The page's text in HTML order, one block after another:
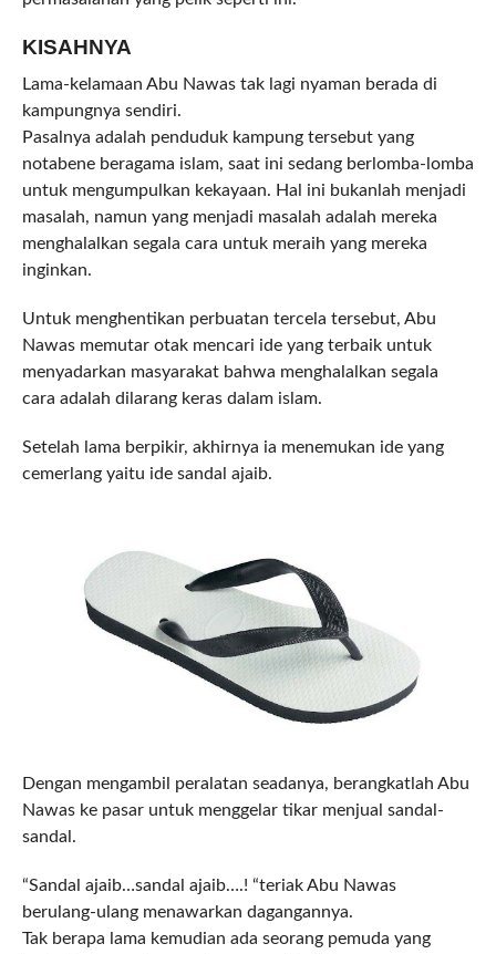
KISAHNYA
Lama-kelamaan Abu Nawas tak lagi nyaman berada di
kampungnya sendiri.
Pasalnya adalah penduduk kampung tersebut yang
notabene beragama islam, saat ini sedang berlomba-lomba
untuk mengumpulkan kekayaan. Hal ini bukanlah menjadi
masalah, namun yang menjadi masalah adalah mereka
menghalalkan segala cara untuk meraih yang mereka
inginkan.
Untuk menghentikan perbuatan tercela tersebut, Abu
Nawas memutar otak mencari ide yang terbaik untuk
menyadarkan masyarakat bahwa menghalalkan segala
cara adalah dilarang keras dalam islam.
Setelah lama berpikir, akhirnya ia menemukan ide yang
cemerlang yaitu ide sandal ajaib.
Dengan mengambil peralatan seadanya, berangkatlah Abu
Nawas ke pasar untuk menggelar tikar menjual sandal-
sandal.
“Sandal ajaib…sandal ajaib….! “teriak Abu Nawas
berulang-ulang menawarkan dagangannya.
Tak berapa lama kemudian ada seorang pemuda yang